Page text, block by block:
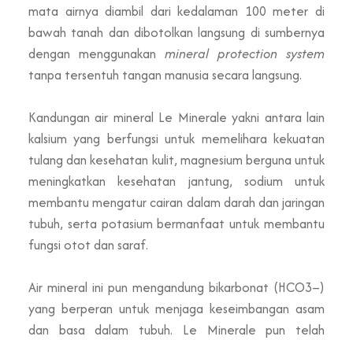
mata airnya diambil dari kedalaman 100 meter di
bawah tanah dan dibotolkan langsung di sumbernya
dengan menggunakan mineral protection system
tanpa tersentuh tangan manusia secara langsung.
Kandungan air mineral Le Minerale yakni antara lain
kalsium yang berfungsi untuk memelihara kekuatan
tulang dan kesehatan kulit, magnesium berguna untuk
meningkatkan kesehatan jantung, sodium untuk
membantu mengatur cairan dalam darah dan jaringan
tubuh, serta potasium bermanfaat untuk membantu
fungsi otot dan saraf.
Air mineral ini pun mengandung bikarbonat (HCO3–)
yang berperan untuk menjaga keseimbangan asam
dan basa dalam tubuh. Le Minerale pun telah